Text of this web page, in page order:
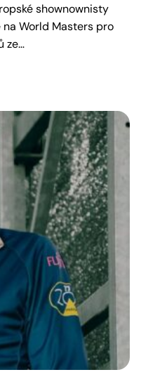
shownownisty
World Masters pro
ze…